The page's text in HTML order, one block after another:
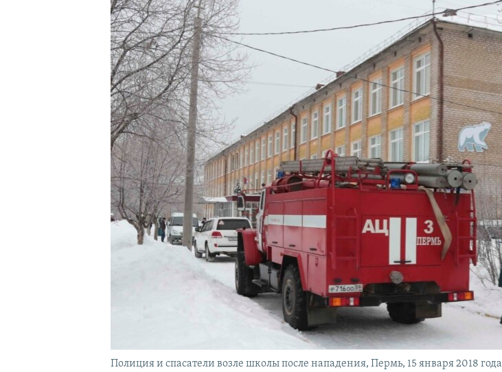
КРЫМ.НЕПОКОРЕННЫЙ
УКРАИНСКАЯ ПРОБЛЕМА КРЫМА
Полиция и спасатели возле школы после нападения, Пермь, 15 января 2018 года